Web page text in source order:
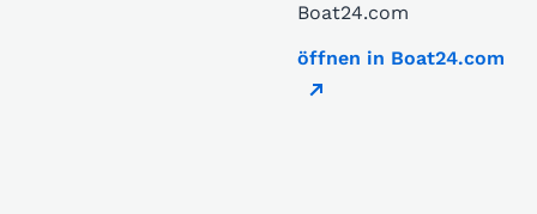
Boat24.com
öffnen in Boat24.com